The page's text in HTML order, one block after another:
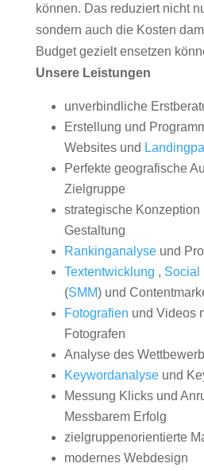
können. Das reduziert nicht
sondern auch die Kosten
Budget gezielt ensetzen
Unsere Leistungen
unverbindliche
Erstellung und
Websites und
Perfekte geografische
Zielgruppe
strategische Konzeption
Gestaltung
Rankinganalyseund
Textentwicklung , Social
(SMM) und
Fotografien und Videos
Fotografen
Analyse des
Keywordanalyseund
Messung Klicks und
Messbarem Erfolg
zielgruppenorientierte
modernes Webdesign